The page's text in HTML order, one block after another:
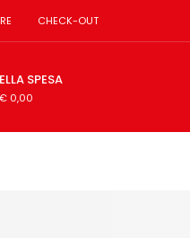
CHECK-OUT
SPESA
€ 0,00